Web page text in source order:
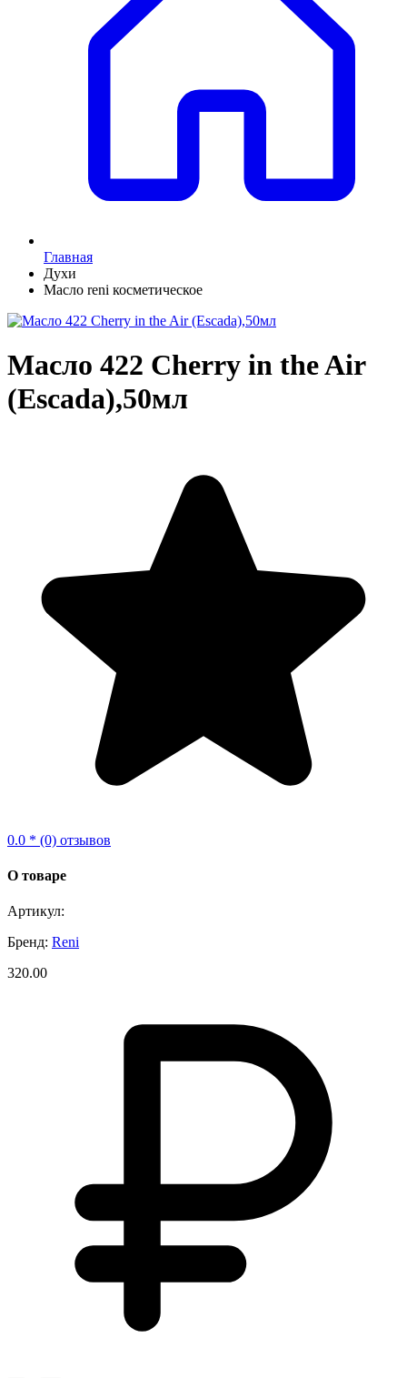
Главная
Духи
Масло reni косметическое
Масло 422 Cherry in the Air
(Escada),50мл
0.0 * (0) отзывов
О товаре
Артикул:
Бренд: Reni
320.00